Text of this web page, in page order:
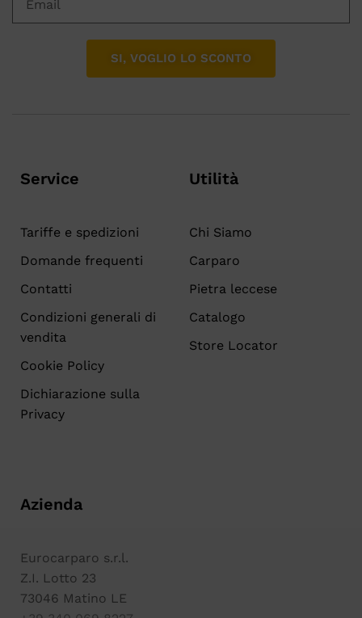
SI, VOGLIO LO SCONTO
Service
Tariffe e spedizioni
Domande frequenti
Contatti
Condizioni generali di
vendita
Cookie Policy
Dichiarazione sulla
Privacy
Utilità
Chi Siamo
Carparo
Pietra leccese
Catalogo
Store Locator
Azienda
Eurocarparo s.r.l.
Z.I. Lotto 23
73046 Matino LE